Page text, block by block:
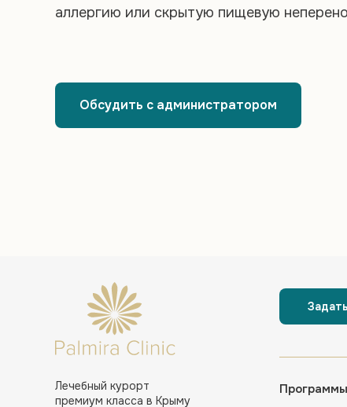
аллергию или скрытую пищевую
Обсудить с администратором
Лечебный курорт
премиум класса в Крыму
Программы